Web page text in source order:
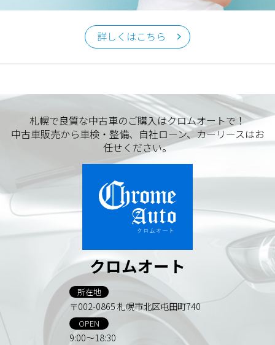
クロムオート
〒002-0865 札幌市北区屯田町740
TEL／011-790-7766FAX／011-790-6818
E-mail：info@chromeauto.co.jp
詳しくはこちら
札幌で良質な中古車のご購入はクロムオートで！
中古車販売から車検・整備、自社ローン、カーリースはお
任せください。
クロムオート
所在地
〒002-0865 札幌市北区屯田町740
OPEN
9:00～18:30